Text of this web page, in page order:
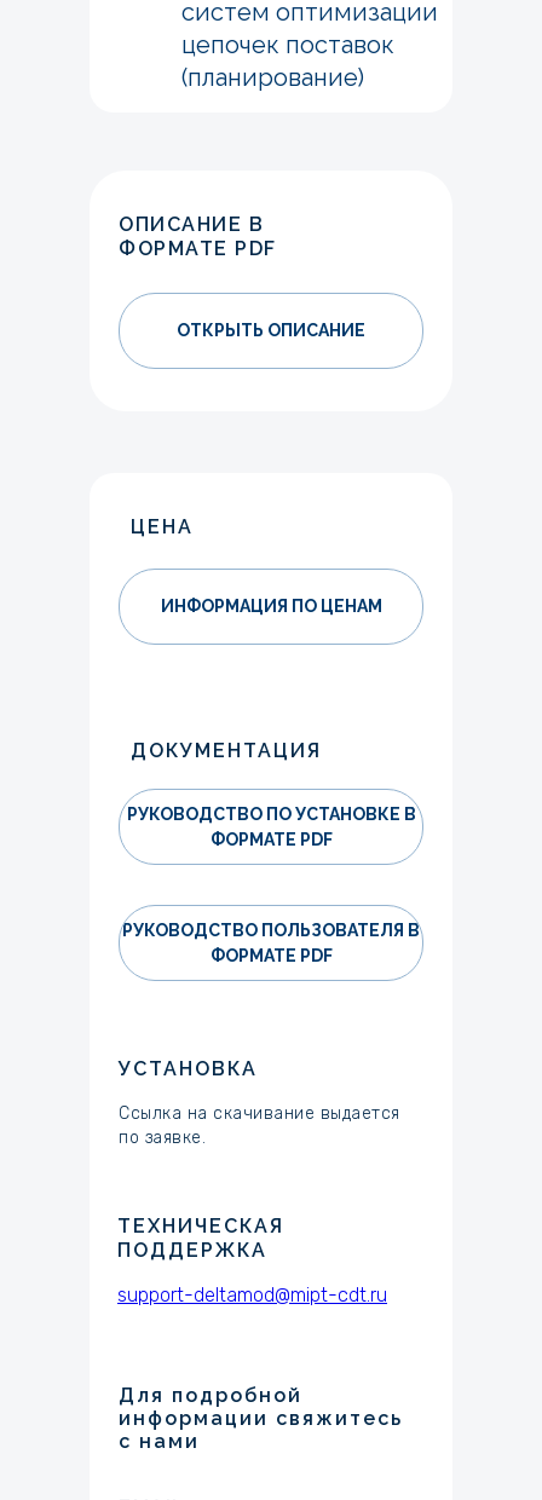
систем оптимизации
цепочек поставок
(планирование)
ОПИСАНИЕ В
ФОРМАТЕ PDF
ОТКРЫТЬ ОПИСАНИЕ
ДОКУМЕНТАЦИЯ
ТЕХНИЧЕСКАЯ
ПОДДЕРЖКА
Для подробной
информации свяжитесь
с нами
УСТАНОВКА
Ссылка на скачивание выдается
по заявке.
support-deltamod@mipt-cdt.ru
РУКОВОДСТВО ПО УСТАНОВКЕ В
ФОРМАТЕ PDF
РУКОВОДСТВО ПОЛЬЗОВАТЕЛЯ В
ФОРМАТЕ PDF
ЦЕНА
ИНФОРМАЦИЯ ПО ЦЕНАМ